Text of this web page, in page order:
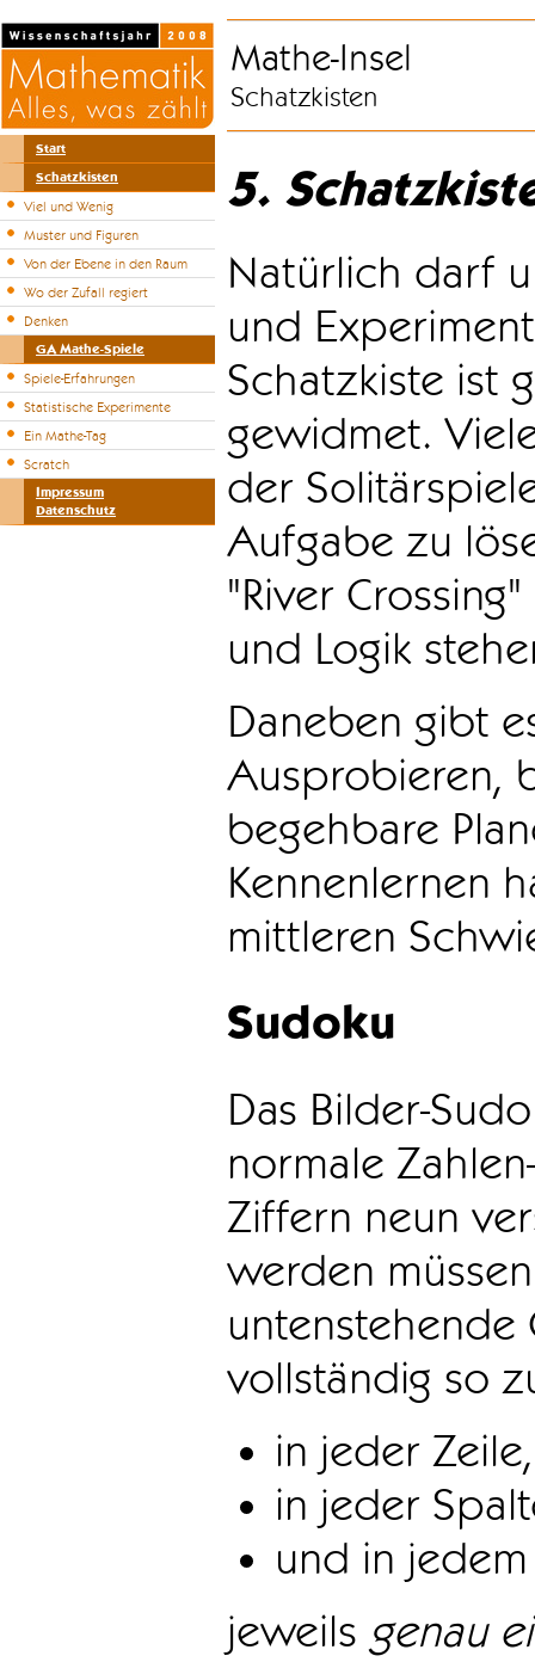
Start
Schatzkisten
Viel und Wenig
Muster und Figuren
Von der Ebene in den Raum
Wo der Zufall regiert
Denken
GA Mathe-Spiele
Spiele-Erfahrungen
Statistische Experimente
Ein Mathe-Tag
Scratch
Impressum
Datenschutz
Mathe-Insel
Schatzkisten
5.
Natürlich darf
und
Schatzkiste ist
gewidmet.
der
Aufgabe zu
"River
und Logik
Daneben gibt
Ausprobieren,
begehbare
Kennenlernen
mittleren
Sudoku
Das Bilder-
normale
Ziffern neun
werden
vollständig so
in jeder Zeile,
in jeder
und in
jeweils genau